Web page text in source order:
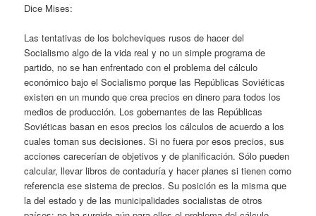
Dice Mises:
Las tentativas de los bolcheviques rusos de hacer del
Socialismo algo de la vida real y no un simple programa de
partido, no se han enfrentado con el problema del cálculo
económico bajo el Socialismo porque las Repúblicas Soviéticas
existen en un mundo que crea precios en dinero para todos los
medios de producción. Los gobernantes de las Repúblicas
Soviéticas basan en esos precios los cálculos de acuerdo a los
cuales toman sus decisiones. Si no fuera por esos precios, sus
acciones carecerían de objetivos y de planificación. Sólo pueden
calcular, llevar libros de contaduría y hacer planes si tienen como
referencia ese sistema de precios. Su posición es la misma que
la del estado y de las municipalidades socialistas de otros